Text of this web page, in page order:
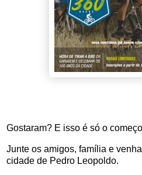
Gostaram? E isso é só o
Junte os amigos, família e
cidade de Pedro Leopoldo.